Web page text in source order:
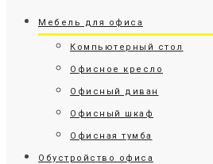
Мебель для офиса
Компьютерный стол
Офисное кресло
Офисный диван
Офисный шкаф
Офисная тумба
Обустройство офиса